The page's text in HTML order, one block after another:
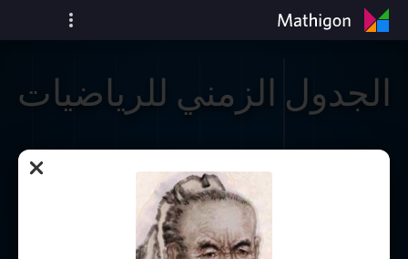
الجدول الزمني للرياضيات